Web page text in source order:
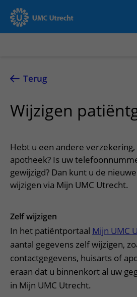
Naar hoofdinhoud
Over UMC
Utrecht
Research
UMC Utrecht
Zorg en behandeling
Behandelingen
Poliklinieken
Verpleegafdelingen
Onderzoeken en diagnostiek
Het Wilhelmina Kinderziekenhuis
Afspraak maken of wijzigen
Bezoek aan de polikliniek
Voorbereiding op uw afspraak
Bloedprikken
Wachttijden
Bezoektijden
Wijzigen patiëntgegevens
In het ziekenhuis
Op bezoek in het UMC Utrecht
Winkels en restaurants
Faciliteiten en voorzieningen
Bezoekregels
Kwaliteit en veiligheid
Contact en route
Contactgegevens
Route naar het ziekenhuis
Parkeren
Wegwijs in het ziekenhuis
Contact met polikliniek
Patiënt verwijzen
Teleconsult aanvragen
Diagnostiek aanvragen
Zorgverlenersportaal
Meer UMC Utrecht
Over UMC Utrecht
Research
Onderwijs
Terug
Wijzigen
Hebt u een andere
apotheek? Is uw
gewijzigd? Dan kunt u de
wijzigen via Mijn UMC Utrecht.
Zelf wijzigen
In het patiëntportaal Mijn UMC
aantal gegevens zelf wijzigen,
contactgegevens, huisarts of
eraan dat u binnenkort al uw
in Mijn UMC Utrecht.